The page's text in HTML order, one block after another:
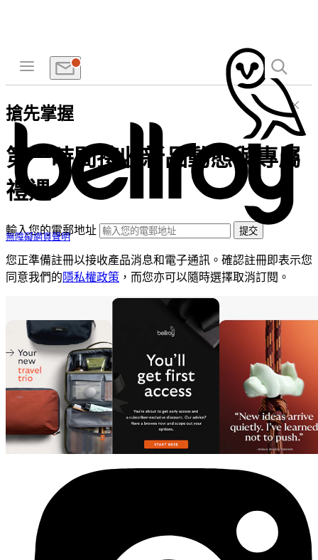
無障礙網頁聲明
搶先掌握
第一時間接收新品動態與專屬
禮遇
輸入您的電郵地址 提交
您正準備註冊以接收產品消息和電子通訊。確認註冊即表示您
同意我們的隱私權政策 ，而您亦可以隨時選擇取消訂閱。